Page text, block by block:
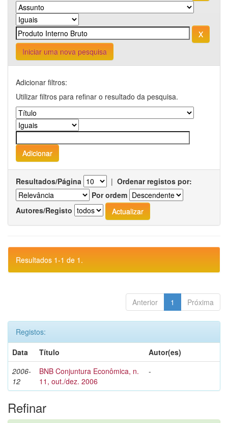
Iniciar uma nova pesquisa
Adicionar filtros:
Utilizar filtros para refinar o resultado da pesquisa.
Resultados/Página | Ordenar registos por:
Por ordem
Autores/Registo
Resultados 1-1 de 1.
Anterior 1 Próxima
Registos:
Data
Título
Autor(es)
2006-
12
BNB Conjuntura Econômica, n.
11, out./dez. 2006
-
Refinar